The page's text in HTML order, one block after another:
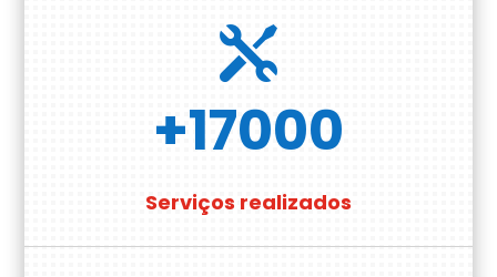

+17000
Serviços realizados